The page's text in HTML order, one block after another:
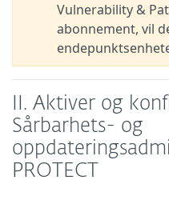
Vulnerability &
abonnement, vil
II. Aktiver og
Sårbarhets- og
PROTECT